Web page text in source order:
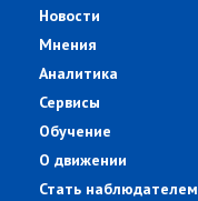
Новости
Мнения
Аналитика
Сервисы
Обучение
О движении
Стать наблюдателем